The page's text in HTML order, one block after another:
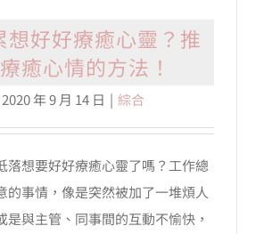
會員專區
想好好療癒心靈？推
癒心情的方法！
2020 年 9 月 14 日 | 綜合
落想要好好療癒心靈了嗎？工作總
的事情，像是突然被加了一堆煩人
是與主管、同事間的互動不愉快，